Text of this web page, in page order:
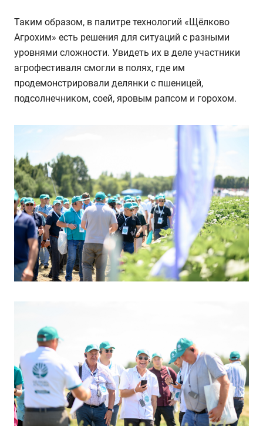
Таким образом, в палитре технологий «Щёлково
Агрохим» есть решения для ситуаций с разными
уровнями сложности. Увидеть их в деле участники
агрофестиваля смогли в полях, где им
продемонстрировали делянки с пшеницей,
подсолнечником, соей, яровым рапсом и горохом.